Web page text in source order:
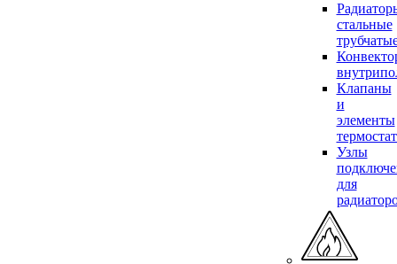
стальные
Клапаны
и
элементы
Узлы
для